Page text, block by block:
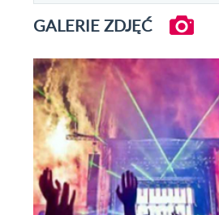
GALERIE ZDJĘĆ